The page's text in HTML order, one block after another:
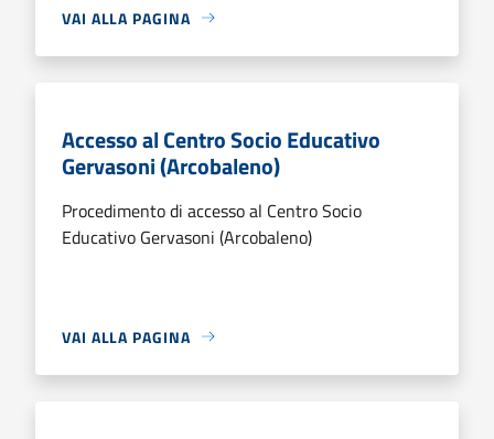
VAI ALLA PAGINA
Accesso al Centro Socio Educativo
Gervasoni (Arcobaleno)
Procedimento di accesso al Centro Socio
Educativo Gervasoni (Arcobaleno)
VAI ALLA PAGINA